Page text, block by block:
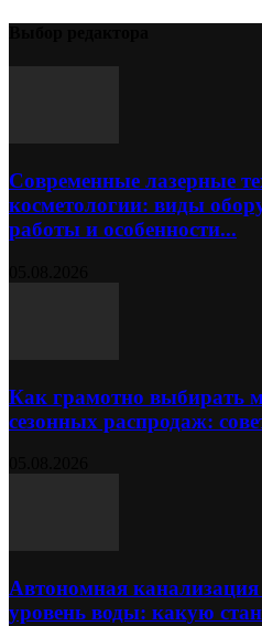
Современные лазерные
косметологии: виды
работы и особенности...
Как грамотно выбирать
сезонных распродаж:
Автономная
уровень воды: какую